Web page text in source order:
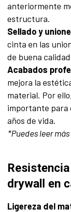
anteriormente
estructura.
Sellado y
cinta en las
de buena
Acabados
mejora la
material. Por
importante para
años de vida.
*Puedes leer
drywall en
Ligereza del